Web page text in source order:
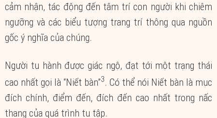
cảm nhận, tác động đến tâm trí con người khi chiêm
ngưỡng và các biểu tượng trang trí thông qua nguồn
gốc ý nghĩa của chúng.
Người tu hành được giác ngộ, đạt tới một trạng thái
cao nhất gọi là “Niết bàn”3. Có thể nói Niết bàn là mục
đích chính, điểm đến, đích đến cao nhất trong nấc
thang của quá trình tu tập.